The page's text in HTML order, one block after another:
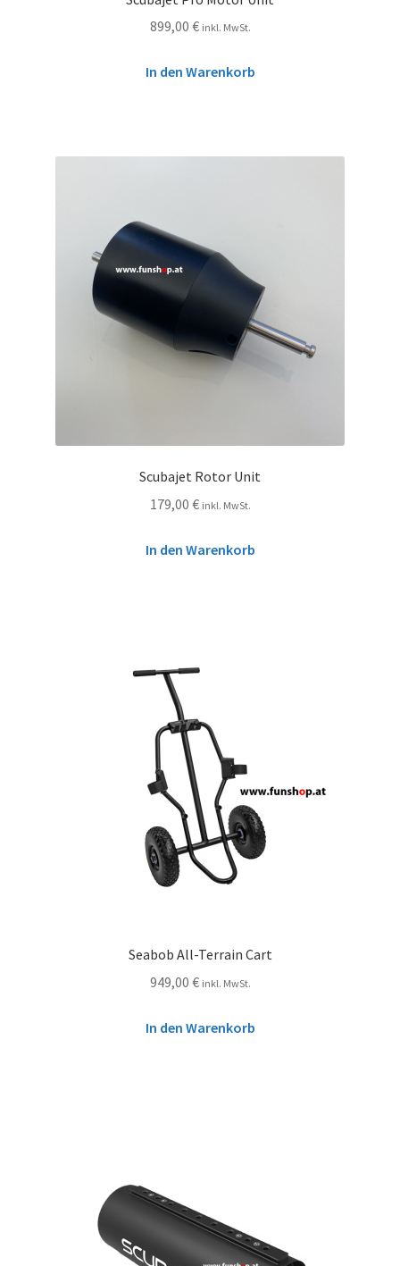
899,00 € inkl. MwSt.
In den Warenkorb
Scubajet Rotor Unit
179,00 € inkl. MwSt.
In den Warenkorb
Seabob All-Terrain Cart
949,00 € inkl. MwSt.
In den Warenkorb